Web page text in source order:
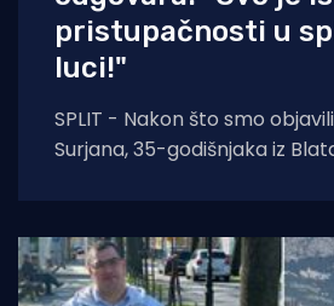
pristupačnosti u
luci!"
SPLIT - Nakon što smo
Surjana, 35-godišnjaka iz